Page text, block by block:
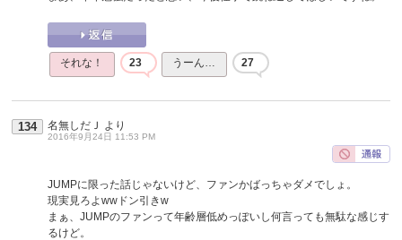
それな！ 23 うーん… 27
134 名無しだＪ より
2016年9月24日 11:53 PM
JUMPに限った話じゃないけど、ファンかばっちゃダメでしょ。
現実見ろよwwドン引きw
まぁ、JUMPのファンって年齢層低めっぽいし何言っても無駄な感じす
るけど。